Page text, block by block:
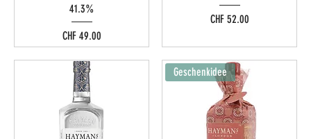
41.3%
Preis
CHF 49.00
Preis
CHF 52.00
Geschenkidee